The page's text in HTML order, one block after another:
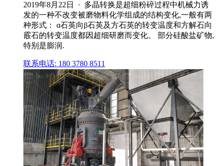
2019年8月22日 · 多晶转换是超细粉碎过程中机械力诱
发的一种不改变被磨物料化学组成的结构变化,一般有两
种形式： α石英向β石英及方石英的转变温度和方解石向
霰石的转变温度都因超细研磨而变化。 部分硅酸盐矿物,
特别是膨润.
联系电话: 180 3780 8511